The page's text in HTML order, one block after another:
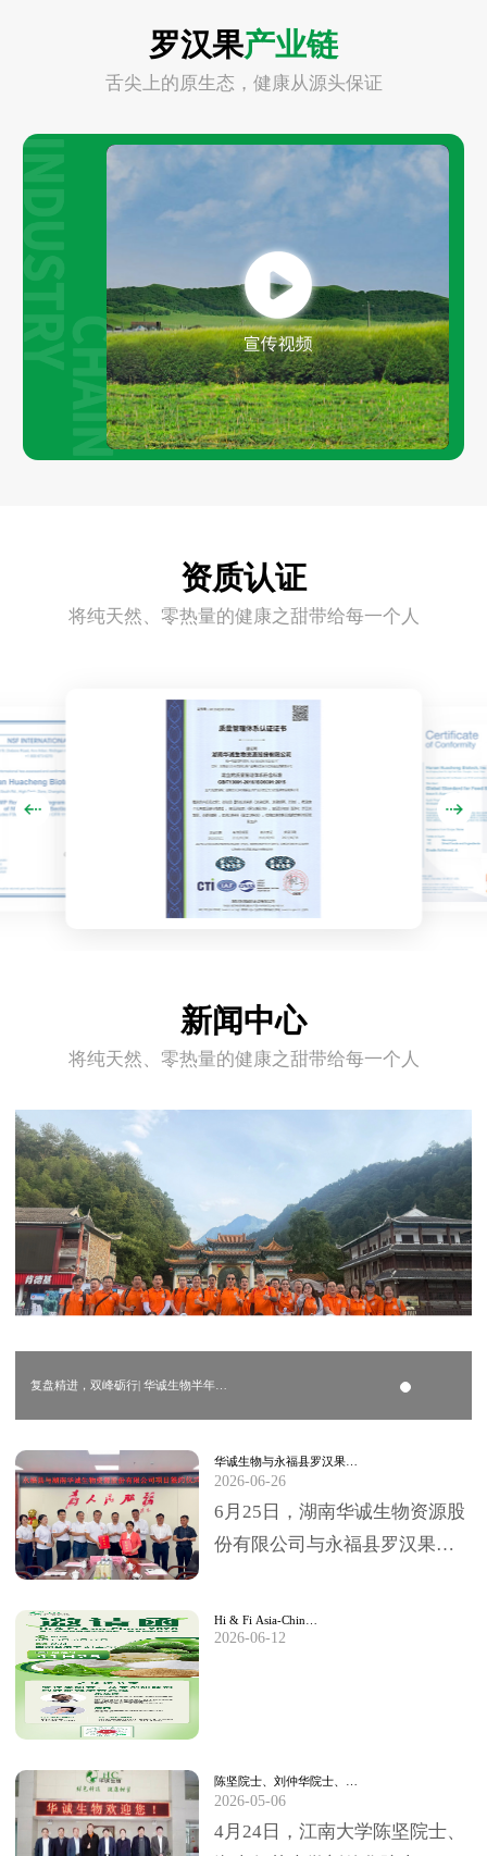
罗汉果产业链
舌尖上的原生态，健康从源头保证
Video
资质认证
将纯天然、零热量的健康之甜带给每一个人
新闻中心
将纯天然、零热量的健康之甜带给每一个人
复盘精进，双峰砺行| 华诚生物半年…
华诚生物与永福县罗汉果…
2026-06-26
6月25日，湖南华诚生物资源股
份有限公司与永福县罗汉果深
举行。永福县委书…
Hi & Fi Asia-Chin…
2026-06-12
陈坚院士、刘仲华院士、…
2026-05-06
4月24日，江南大学陈坚院士、